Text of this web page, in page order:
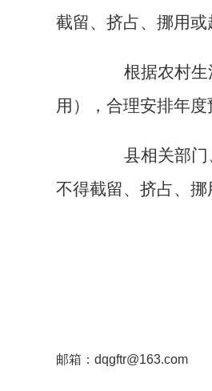
截留、挤占、挪用
根据农村生活
用），合理安排年
县相关部门、
不得截留、挤占、挪
邮箱：dqgftr@163.com